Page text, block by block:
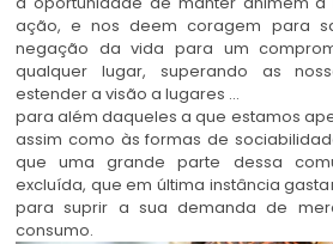
ação, e nos deem coragem para
negação da vida para um
qualquer lugar, superando as
estender a visão a lugares …
para além daqueles a que estamos
assim como às formas de
que uma grande parte dessa
excluída, que em última instância
para suprir a sua demanda de
consumo.